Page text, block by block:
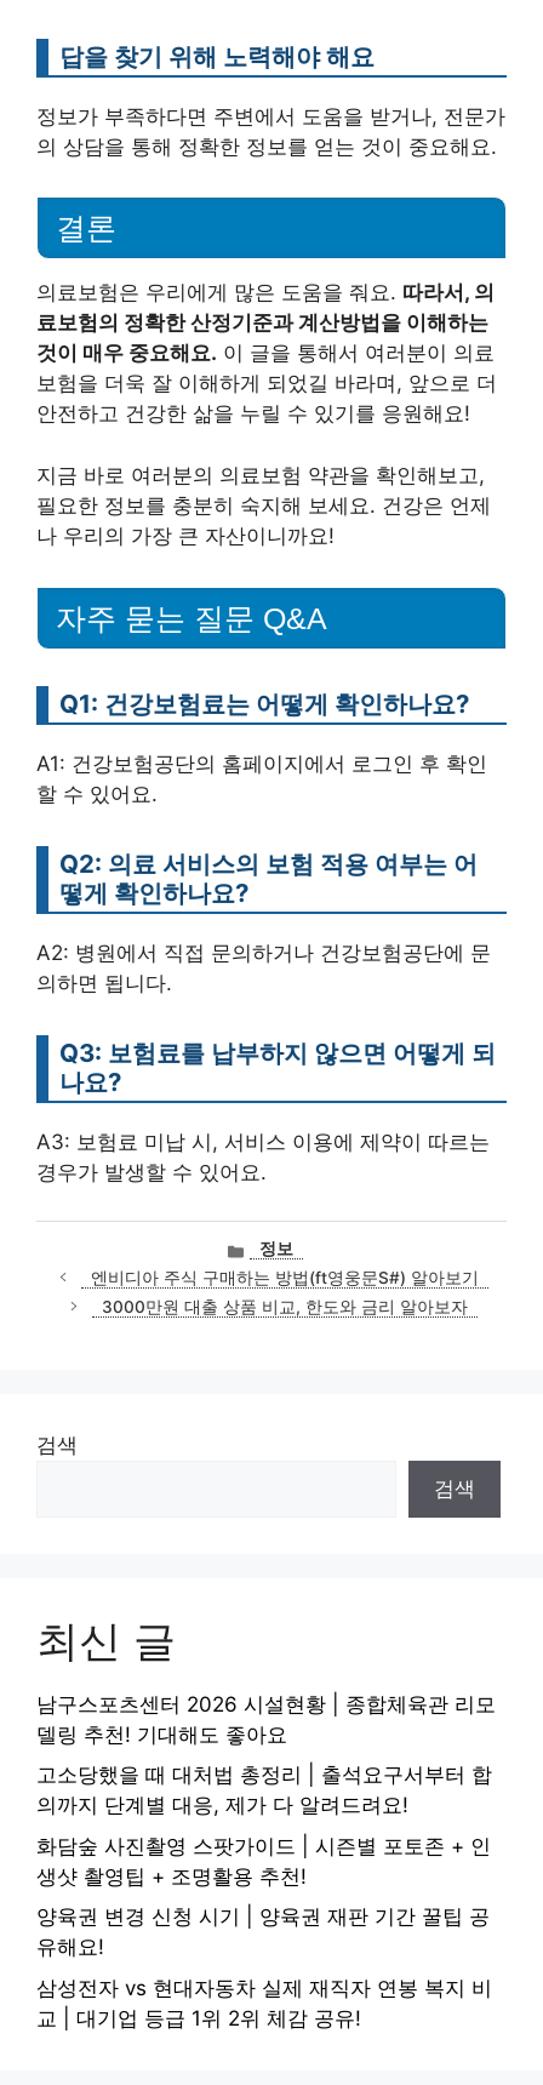
답을 찾기 위해 노력해야 해요
정보가 부족하다면 주변에서 도움을 받거나, 전문가
의 상담을 통해 정확한 정보를 얻는 것이 중요해요.
결론
의료보험은 우리에게 많은 도움을 줘요. 따라서, 의
료보험의 정확한 산정기준과 계산방법을 이해하는
것이 매우 중요해요. 이 글을 통해서 여러분이 의료
보험을 더욱 잘 이해하게 되었길 바라며, 앞으로 더
안전하고 건강한 삶을 누릴 수 있기를 응원해요!
지금 바로 여러분의 의료보험 약관을 확인해보고,
필요한 정보를 충분히 숙지해 보세요. 건강은 언제
나 우리의 가장 큰 자산이니까요!
자주 묻는 질문 Q&A
Q1: 건강보험료는 어떻게 확인하나요?
A1: 건강보험공단의 홈페이지에서 로그인 후 확인
할 수 있어요.
Q2: 의료 서비스의 보험 적용 여부는 어
떻게 확인하나요?
A2: 병원에서 직접 문의하거나 건강보험공단에 문
의하면 됩니다.
Q3: 보험료를 납부하지 않으면 어떻게 되
나요?
A3: 보험료 미납 시, 서비스 이용에 제약이 따르는
경우가 발생할 수 있어요.
카
테
고
리
정보
엔비디아 주식 구매하는 방법(ft영웅문S#) 알아보기
3000만원 대출 상품 비교, 한도와 금리 알아보자
검색
검색
최신 글
남구스포츠센터 2026 시설현황 | 종합체육관 리모
델링 추천! 기대해도 좋아요
고소당했을 때 대처법 총정리 | 출석요구서부터 합
의까지 단계별 대응, 제가 다 알려드려요!
화담숲 사진촬영 스팟가이드 | 시즌별 포토존 + 인
생샷 촬영팁 + 조명활용 추천!
양육권 변경 신청 시기 | 양육권 재판 기간 꿀팁 공
유해요!
삼성전자 vs 현대자동차 실제 재직자 연봉 복지 비
교 | 대기업 등급 1위 2위 체감 공유!